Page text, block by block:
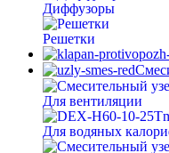
Диффузоры
Решетки
Для вентиляции
Для водяных